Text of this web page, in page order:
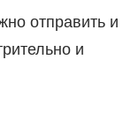
отправить и
и